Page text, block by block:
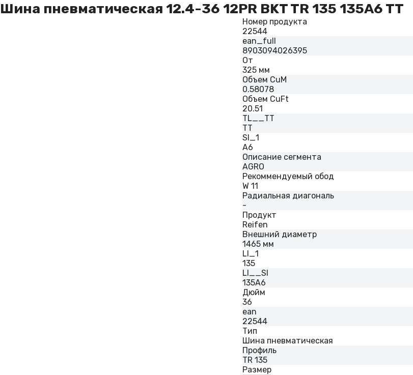
Шина пневматическая 12.4-36 12PR BKT TR 135 135A6 TT
Номер продукта
22544
ean_full
8903094026395
От
325 мм
Объем CuM
0.58078
Объем CuFt
20.51
TL__TT
TT
SI_1
A6
Описание сегмента
AGRO
Рекоммендуемый обод
W 11
Радиальная диагональ
-
Продукт
Reifen
Внешний диаметр
1465 мм
LI_1
135
LI__SI
135A6
Дюйм
36
ean
22544
Тип
Шина пневматическая
Профиль
TR 135
Размер